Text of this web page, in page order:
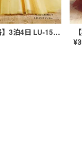
【期間限定価格】3泊4日 LU-1501(Yellow)
¥